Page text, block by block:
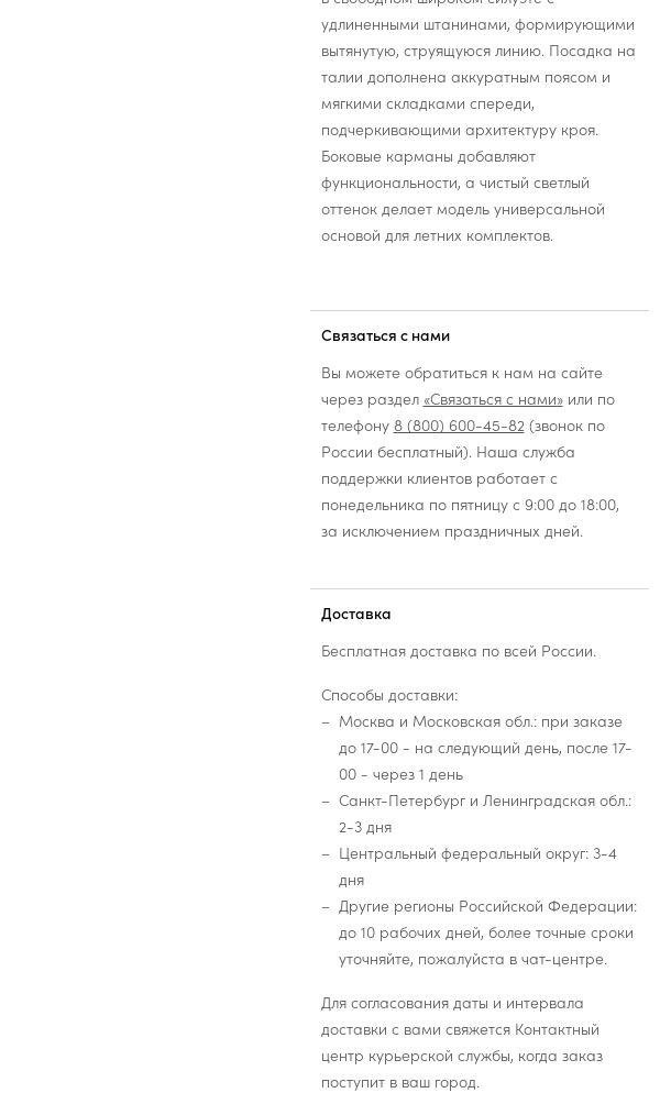
удлиненными штанинами, формирующими
вытянутую, струящуюся линию. Посадка на
талии дополнена аккуратным поясом и
мягкими складками спереди,
подчеркивающими архитектуру кроя.
Боковые карманы добавляют
функциональности, а чистый светлый
оттенок делает модель универсальной
основой для летних комплектов.
Связаться с нами
Вы можете обратиться к нам на сайте
через раздел «Связаться с нами»или по
телефону 8 (800) 600-45-82(звонок по
России бесплатный). Наша служба
поддержки клиентов работает с
понедельника по пятницу с 9:00 до 18:00,
за исключением праздничных дней.
Доставка
Бесплатная доставка по всей России.
Способы доставки:
Москва и Московская обл.: при заказе
до 17-00 - на следующий день, после 17-
00 - через 1 день
Санкт-Петербург и Ленинградская обл.:
2-3 дня
Центральный федеральный округ: 3-4
дня
Другие регионы Российской Федерации:
до 10 рабочих дней, более точные сроки
уточняйте, пожалуйста в чат-центре.
Для согласования даты и интервала
доставки с вами свяжется Контактный
центр курьерской службы, когда заказ
поступит в ваш город.